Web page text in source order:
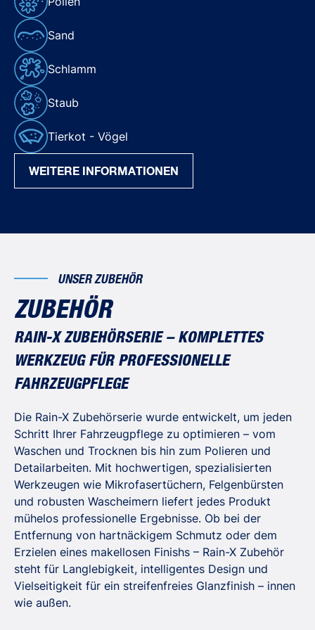
Sand
Schlamm
Staub
Tierkot - Vögel
WEITERE INFORMATIONEN
UNSER ZUBEHÖR
ZUBEHÖR
RAIN-X ZUBEHÖRSERIE – KOMPLETTES
WERKZEUG FÜR PROFESSIONELLE
FAHRZEUGPFLEGE
Die Rain-X Zubehörserie wurde entwickelt, um jeden
Schritt Ihrer Fahrzeugpflege zu optimieren – vom
Waschen und Trocknen bis hin zum Polieren und
Detailarbeiten. Mit hochwertigen, spezialisierten
Werkzeugen wie Mikrofasertüchern, Felgenbürsten
und robusten Wascheimern liefert jedes Produkt
mühelos professionelle Ergebnisse. Ob bei der
Entfernung von hartnäckigem Schmutz oder dem
Erzielen eines makellosen Finishs – Rain-X Zubehör
steht für Langlebigkeit, intelligentes Design und
Vielseitigkeit für ein streifenfreies Glanzfinish – innen
wie außen.